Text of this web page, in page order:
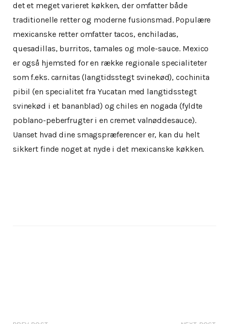
det et meget varieret køkken, der omfatter både
traditionelle retter og moderne fusionsmad. Populære
mexicanske retter omfatter tacos, enchiladas,
quesadillas, burritos, tamales og mole-sauce. Mexico
er også hjemsted for en række regionale specialiteter
som f.eks. carnitas (langtidsstegt svinekød), cochinita
pibil (en specialitet fra Yucatan med langtidsstegt
svinekød i et bananblad) og chiles en nogada (fyldte
poblano-peberfrugter i en cremet valnøddesauce).
Uanset hvad dine smagspræferencer er, kan du helt
sikkert finde noget at nyde i det mexicanske køkken.